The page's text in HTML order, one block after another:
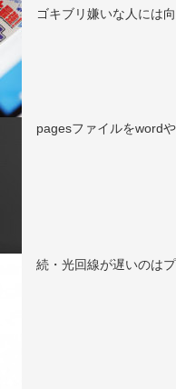
ゴキブリ嫌いな人には
pagesファイルをword
続・光回線が遅いのは